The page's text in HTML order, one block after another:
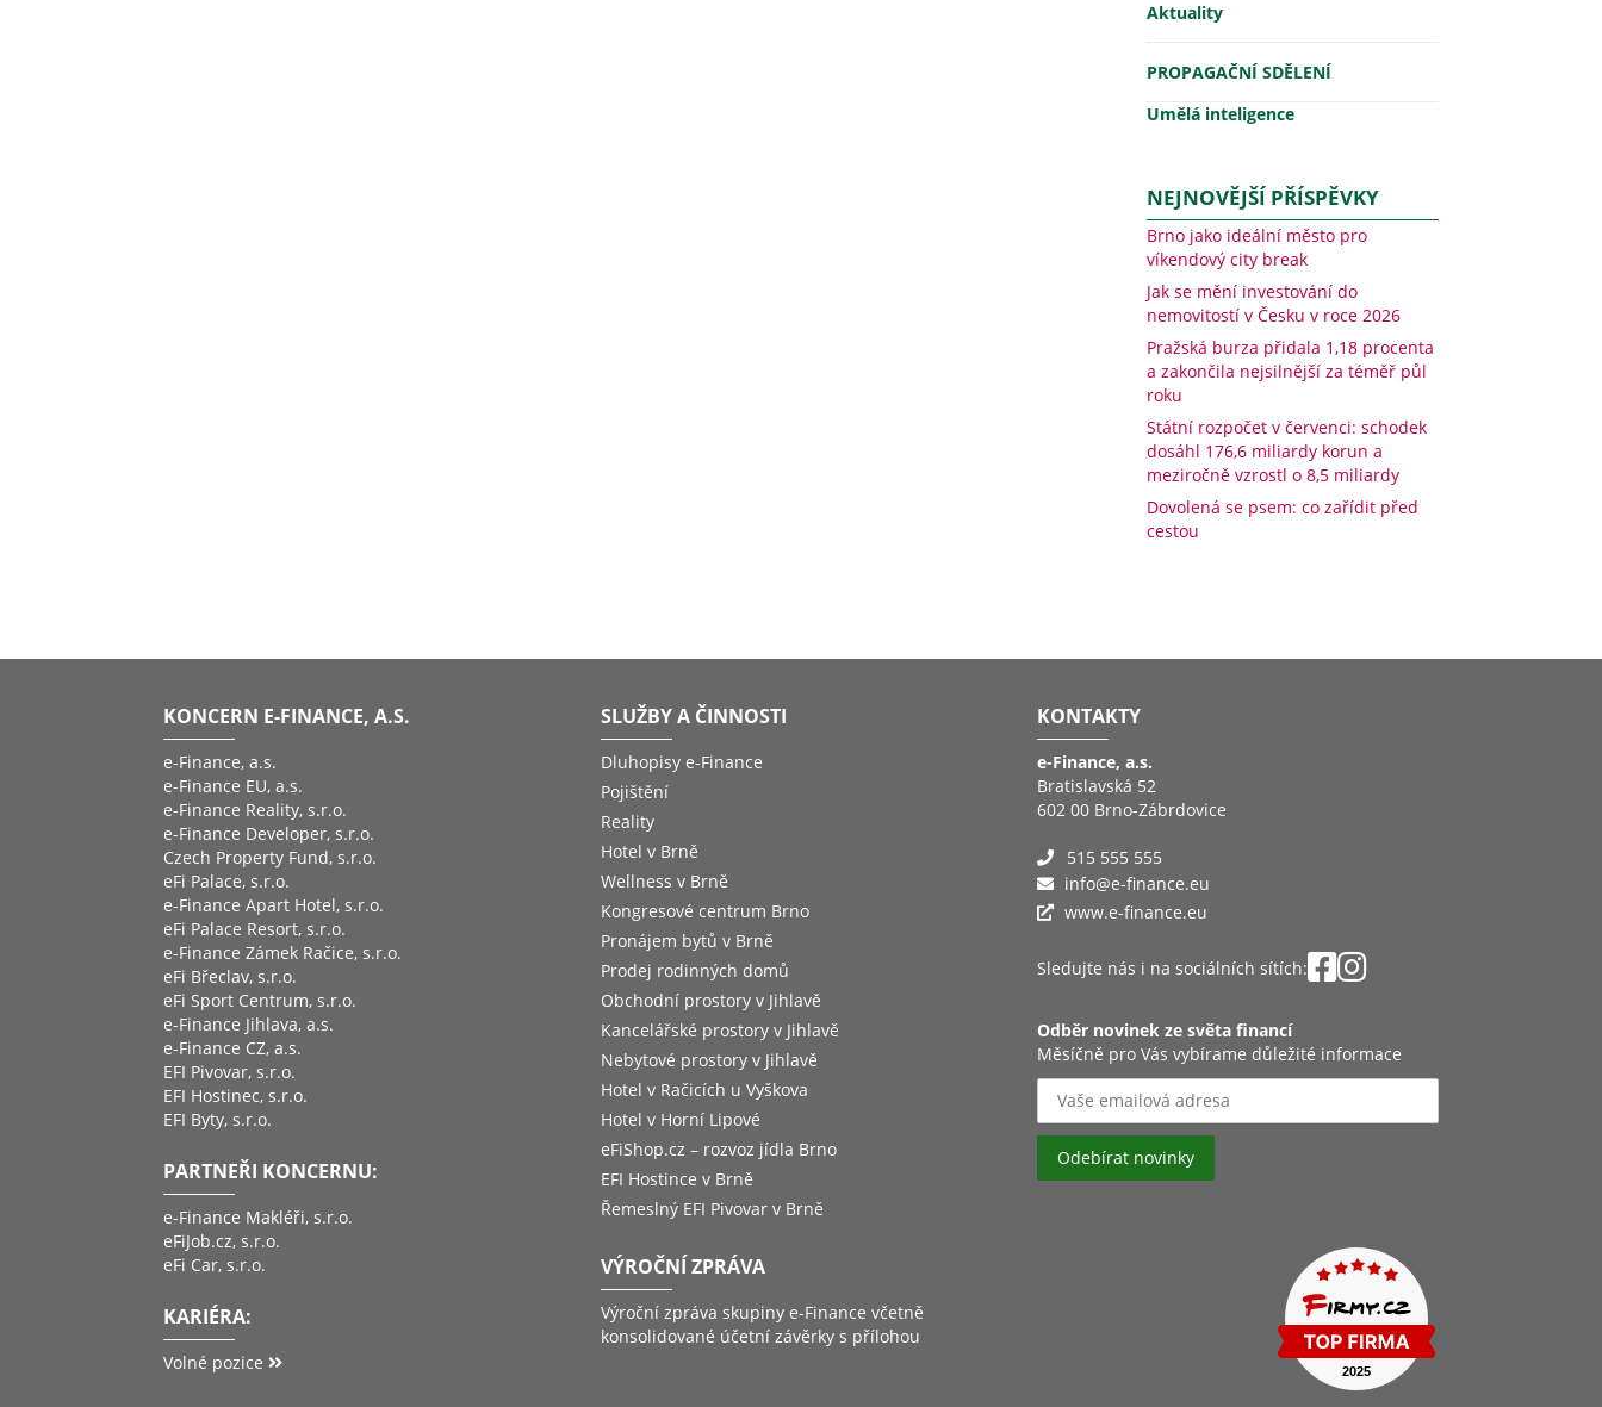
Aktuality
PROPAGAČNÍ SDĚLENÍ
Umělá inteligence
NEJNOVĚJŠÍ PŘÍSPĚVKY
Brno jako ideální město pro
víkendový city break
Jak se mění investování do
nemovitostí v Česku v roce 2026
Pražská burza přidala 1,18 procenta
a zakončila nejsilnější za téměř půl
roku
Státní rozpočet v červenci: schodek
dosáhl 176,6 miliardy korun a
meziročně vzrostl o 8,5 miliardy
Dovolená se psem: co zařídit před
cestou
KONCERN E-FINANCE, A.S.
e-Finance, a.s.
e-Finance EU, a.s.
e-Finance Reality, s.r.o.
e-Finance Developer, s.r.o.
Czech Property Fund, s.r.o.
eFi Palace, s.r.o.
e-Finance Apart Hotel, s.r.o.
eFi Palace Resort, s.r.o.
e-Finance Zámek Račice, s.r.o.
eFi Břeclav, s.r.o.
eFi Sport Centrum, s.r.o.
e-Finance Jihlava, a.s.
e-Finance CZ, a.s.
EFI Pivovar, s.r.o.
EFI Hostinec, s.r.o.
EFI Byty, s.r.o.
PARTNEŘI KONCERNU:
e-Finance Makléři, s.r.o.
eFiJob.cz, s.r.o.
eFi Car, s.r.o.
KARIÉRA:
Volné pozice
SLUŽBY A ČINNOSTI
Dluhopisy e-Finance
Pojištění
Reality
Hotel v Brně
Wellness v Brně
Kongresové centrum Brno
Pronájem bytů v Brně
Prodej rodinných domů
Obchodní prostory v Jihlavě
Kancelářské prostory v Jihlavě
Nebytové prostory v Jihlavě
Hotel v Račicích u Vyškova
Hotel v Horní Lipové
eFiShop.cz – rozvoz jídla Brno
EFI Hostince v Brně
Řemeslný EFI Pivovar v Brně
VÝROČNÍ ZPRÁVA
Výroční zpráva skupiny e-Finance včetně
konsolidované účetní závěrky s přílohou
KONTAKTY
e-Finance, a.s.
Bratislavská 52
602 00 Brno-Zábrdovice
515 555 555
info@e-finance.eu
www.e-finance.eu
Sledujte nás i na sociálních sítích:
Odběr novinek ze světa financí
Měsíčně pro Vás vybírame důležité informace